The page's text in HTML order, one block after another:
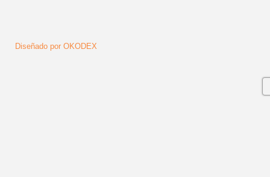
Diseñado por OKODEX